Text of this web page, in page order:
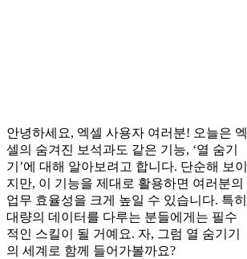
안녕하세요, 엑셀 사용자 여러분! 오늘은 엑
셀의 숨겨진 보석과도 같은 기능, ‘열 숨기
기’에 대해 알아보려고 합니다. 단순해 보이
지만, 이 기능을 제대로 활용하면 여러분의
업무 효율성을 크게 높일 수 있습니다. 특히
대량의 데이터를 다루는 분들에게는 필수
적인 스킬이 될 거예요. 자, 그럼 열 숨기기
의 세계로 함께 들어가볼까요?